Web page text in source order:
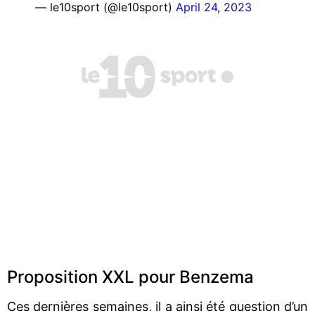
— le10sport (@le10sport) April 24, 2023
Proposition XXL pour Benzema
Ces dernières semaines, il a ainsi été question d’un